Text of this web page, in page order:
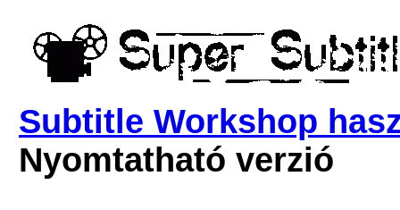
Subtitle Workshop
Nyomtatható verzió